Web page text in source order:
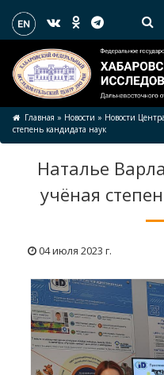
Главная » Новости » Новости Центра
степень кандидата наук
Наталье
учёная
04 июля 2023 г.